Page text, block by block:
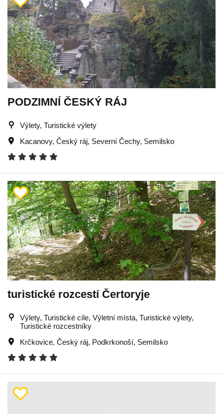
PODZIMNÍ ČESKÝ RÁJ
Výlety, Turistické výlety
Kacanovy, Český ráj, Severní Čechy, Semilsko
turistické rozcestí Čertoryje
Výlety, Turistické cíle, Výletní místa, Turistické výlety,
Turistické rozcestníky
Krčkovice, Český ráj, Podkrkonoší, Semilsko